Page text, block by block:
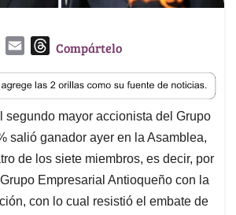
n
k
e
d
I
n
a
i
l
T
r
e
a
d
s
Compártelo
segundo mayor accionista del Grupo
salió ganador ayer en la Asamblea,
de los siete miembros, es decir, por
Empresarial Antioqueño con la
con lo cual resistió el embate de